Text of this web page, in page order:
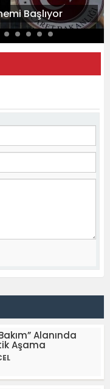
Başlıyor
Alanında
Aşama